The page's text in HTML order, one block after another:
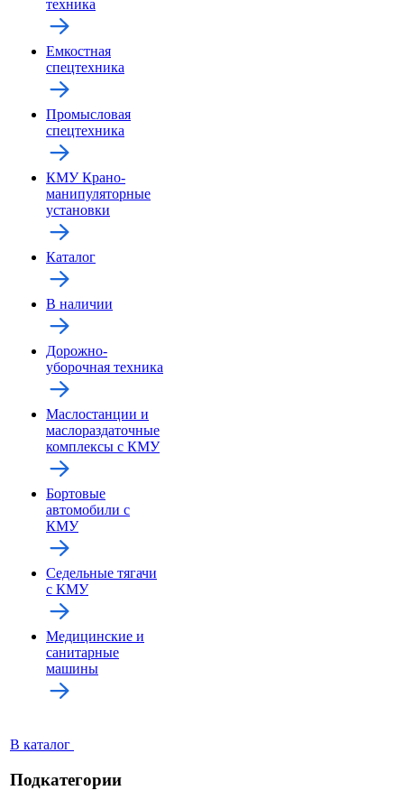
техника
Емкостная
спецтехника
Промысловая
спецтехника
КМУ Крано-
манипуляторные
установки
Каталог
В наличии
Дорожно-
уборочная техника
Маслостанции и
маслораздаточные
комплексы с КМУ
Бортовые
автомобили с
КМУ
Седельные тягачи
с КМУ
Медицинские и
санитарные
машины
В каталог
Подкатегории